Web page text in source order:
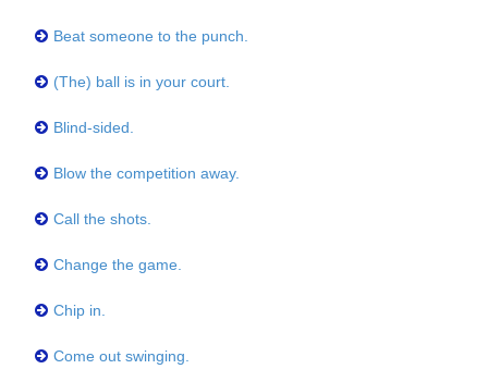
Beat someone to the punch.
(The) ball is in your court.
Blind-sided.
Blow the competition away.
Call the shots.
Change the game.
Chip in.
Come out swinging.